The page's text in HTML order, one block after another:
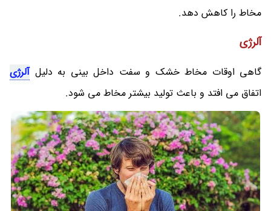
مخاط را کاهش دهد.
آلرژی
گاهی اوقات مخاط خشک و سفت داخل بینی به دلیلآلرژی
اتفاق می افتد و باعث تولید بیشتر مخاط می شود.